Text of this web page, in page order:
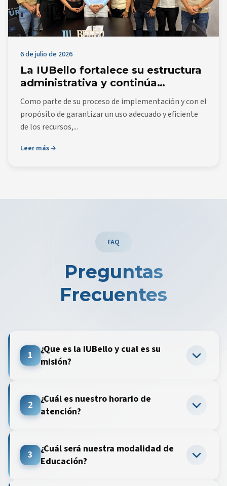
6 de julio de 2026
La IUBello fortalece su estructura
administrativa y continúa
avanzando en su consolidación
institucional
Como parte de su proceso de implementación y con el
propósito de garantizar un uso adecuado y eficiente
de los recursos,...
Leer más
FAQ
Preguntas
Frecuentes
1
¿Que es la IUBello y cual es su
misión?
2
¿Cuál es nuestro horario de
atención?
3
¿Cuál será nuestra modalidad de
Educación?